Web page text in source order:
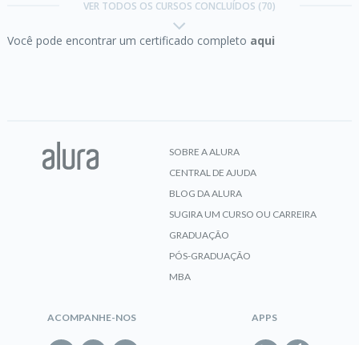
Integração com apps e recursos do
VER TODOS OS CURSOS CONCLUÍDOS (70)
Você pode encontrar um certificado completo aqui
SOBRE A ALURA
CENTRAL DE AJUDA
BLOG DA ALURA
SUGIRA UM CURSO OU CARREIRA
GRADUAÇÃO
PÓS-GRADUAÇÃO
MBA
ACOMPANHE-NOS APPS